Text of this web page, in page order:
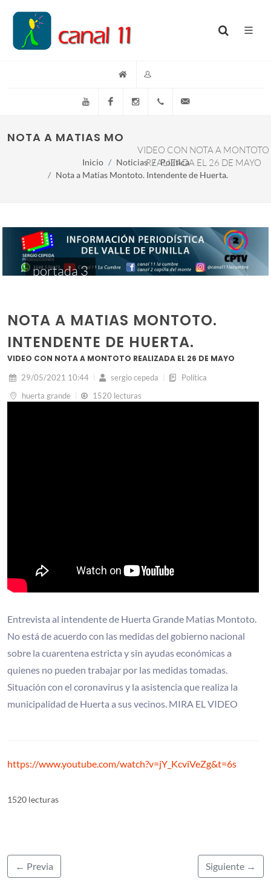
YouTube FacebookInstagram(+54)(9)3548-576073
NOTA A MATIAS MONTOTO. INTENDENTE DE
VIDEO CON NOTA A MONTOTO
REALIZADA EL 26 DE MAYO
Inicio Noticias
Política
Nota a Matias Montoto. Intendente de Huerta.
portada 3
NOTA A MATIAS MONTOTO.
INTENDENTE DE HUERTA.
VIDEO CON NOTA A MONTOTO REALIZADA EL 26 DE MAYO
29/05/2021 10:44 sergio cepeda
Política
huerta grande
1520 lecturas
Entrevista al intendente de Huerta Grande Matias Montoto.
No está de acuerdo con las medidas del gobierno nacional
sobre la cuarentena estricta y sin ayudas económicas a
quienes no pueden trabajar por las medidas tomadas.
Situación con el coronavirus y la asistencia que realiza la
municipalidad de Huerta a sus vecinos. MIRA EL VIDEO
https://www.youtube.com/watch?v=jY_KcviVeZg&t=6s
1520 lecturas
← Previa Siguiente →